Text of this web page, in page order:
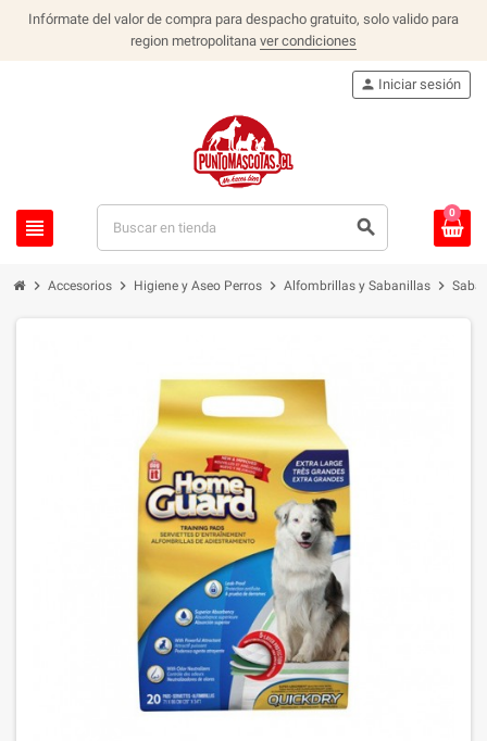
Infórmate del valor de compra para despacho gratuito, solo valido para
region metropolitana ver condiciones
view_headline search
person Iniciar sesión
0
chevron_right Accesorios chevron_right Higiene y Aseo Perros chevron_right Alfombrillas y Sabanillas chevron_right